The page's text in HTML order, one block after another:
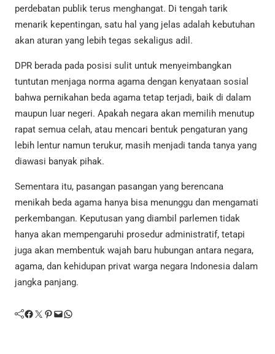
perdebatan publik terus menghangat. Di tengah tarik
menarik kepentingan, satu hal yang jelas adalah kebutuhan
akan aturan yang lebih tegas sekaligus adil.
DPR berada pada posisi sulit untuk menyeimbangkan
tuntutan menjaga norma agama dengan kenyataan sosial
bahwa pernikahan beda agama tetap terjadi, baik di dalam
maupun luar negeri. Apakah negara akan memilih menutup
rapat semua celah, atau mencari bentuk pengaturan yang
lebih lentur namun terukur, masih menjadi tanda tanya yang
diawasi banyak pihak.
Sementara itu, pasangan pasangan yang berencana
menikah beda agama hanya bisa menunggu dan mengamati
perkembangan. Keputusan yang diambil parlemen tidak
hanya akan mempengaruhi prosedur administratif, tetapi
juga akan membentuk wajah baru hubungan antara negara,
agama, dan kehidupan privat warga negara Indonesia dalam
jangka panjang.
Facebook Twitter Pinterest Mail WhatsApp